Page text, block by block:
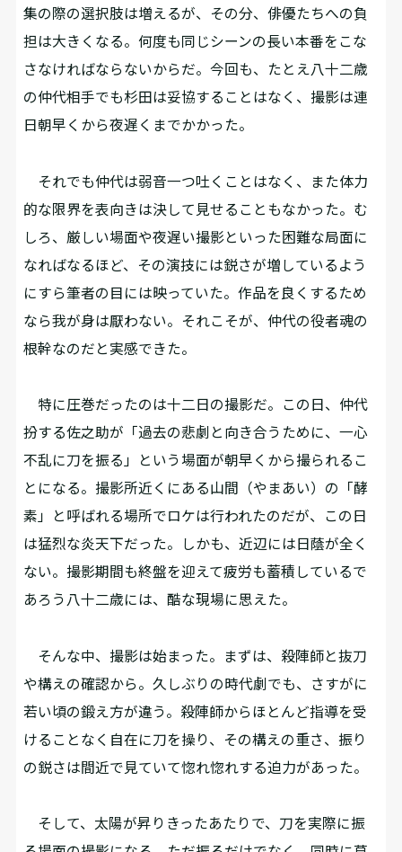
集の際の選択肢は増えるが、その分、俳優たちへの負
担は大きくなる。何度も同じシーンの長い本番をこな
さなければならないからだ。今回も、たとえ八十二歳
の仲代相手でも杉田は妥協することはなく、撮影は連
日朝早くから夜遅くまでかかった。
それでも仲代は弱音一つ吐くことはなく、また体力
的な限界を表向きは決して見せることもなかった。む
しろ、厳しい場面や夜遅い撮影といった困難な局面に
なればなるほど、その演技には鋭さが増しているよう
にすら筆者の目には映っていた。作品を良くするため
なら我が身は厭わない。それこそが、仲代の役者魂の
根幹なのだと実感できた。
特に圧巻だったのは十二日の撮影だ。この日、仲代
扮する佐之助が「過去の悲劇と向き合うために、一心
不乱に刀を振る」という場面が朝早くから撮られるこ
とになる。撮影所近くにある山間（やまあい）の「酵
素」と呼ばれる場所でロケは行われたのだが、この日
は猛烈な炎天下だった。しかも、近辺には日蔭が全く
ない。撮影期間も終盤を迎えて疲労も蓄積しているで
あろう八十二歳には、酷な現場に思えた。
そんな中、撮影は始まった。まずは、殺陣師と抜刀
や構えの確認から。久しぶりの時代劇でも、さすがに
若い頃の鍛え方が違う。殺陣師からほとんど指導を受
けることなく自在に刀を操り、その構えの重さ、振り
の鋭さは間近で見ていて惚れ惚れする迫力があった。
そして、太陽が昇りきったあたりで、刀を実際に振